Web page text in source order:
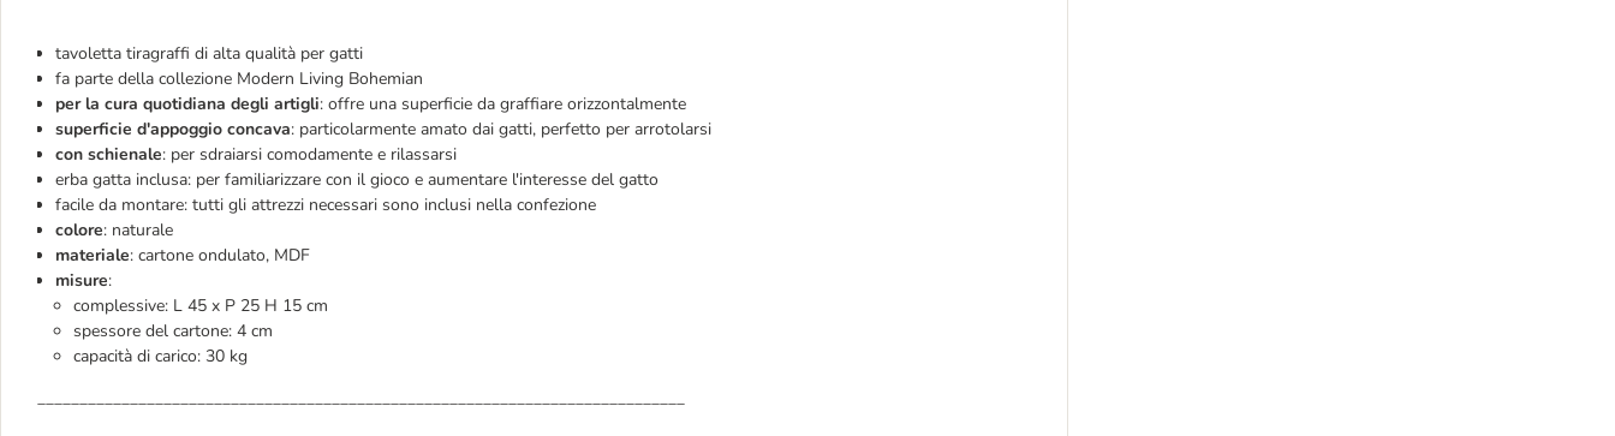
tavoletta tiragraffi di alta qualità per gatti
fa parte della collezione Modern Living Bohemian
per la cura quotidiana degli artigli: offre una superficie da graffiare orizzontalmente
superficie d'appoggio concava: particolarmente amato dai gatti, perfetto per arrotolarsi
con schienale: per sdraiarsi comodamente e rilassarsi
erba gatta inclusa: per familiarizzare con il gioco e aumentare l'interesse del gatto
facile da montare: tutti gli attrezzi necessari sono inclusi nella confezione
colore: naturale
materiale: cartone ondulato, MDF
misure:
complessive: L 45 x P 25 H 15 cm
spessore del cartone: 4 cm
capacità di carico: 30 kg
_____________________________________________________________________________